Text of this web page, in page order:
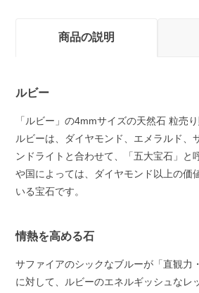
商品の説明
ルビー
「ルビー」の4mmサイズの天然石 粒売り
ルビーは、ダイヤモンド、エメラルド、
ンドライトと合わせて、「五大宝石」と
や国によっては、ダイヤモンド以上の価
いる宝石です。
情熱を高める石
サファイアのシックなブルーが「直観力
に対して、ルビーのエネルギッシュなレ